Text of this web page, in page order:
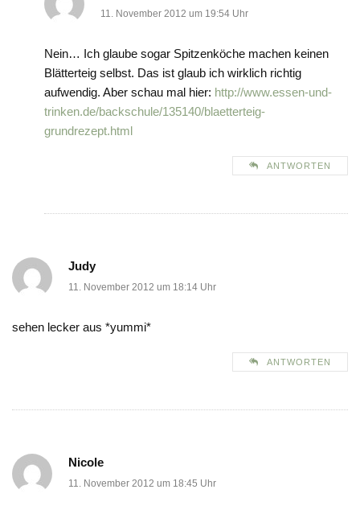
11. November 2012 um 19:54 Uhr
Nein… Ich glaube sogar Spitzenköche machen keinen
Blätterteig selbst. Das ist glaub ich wirklich richtig
aufwendig. Aber schau mal hier: http://www.essen-und-
trinken.de/backschule/135140/blaetterteig-
grundrezept.html
ANTWORTEN
Judy
11. November 2012 um 18:14 Uhr
sehen lecker aus *yummi*
ANTWORTEN
Nicole
11. November 2012 um 18:45 Uhr